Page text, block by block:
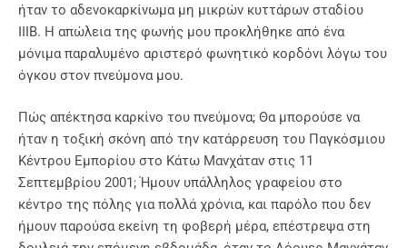
ήταν το αδενοκαρκίνωμα μη μικρών κυττάρων σταδίου
IIIB. Η απώλεια της φωνής μου προκλήθηκε από ένα
μόνιμα παραλυμένο αριστερό φωνητικό κορδόνι λόγω του
όγκου στον πνεύμονα μου.
Πώς απέκτησα καρκίνο του πνεύμονα; Θα μπορούσε να
ήταν η τοξική σκόνη από την κατάρρευση του Παγκόσμιου
Κέντρου Εμπορίου στο Κάτω Μανχάταν στις 11
Σεπτεμβρίου 2001; Ήμουν υπάλληλος γραφείου στο
κέντρο της πόλης για πολλά χρόνια, και παρόλο που δεν
ήμουν παρούσα εκείνη τη φοβερή μέρα, επέστρεψα στη